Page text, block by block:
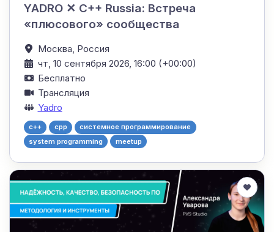
YADRO ✕ C++ Russia: Встреча
«плюсового» сообщества
Москва, Россия
чт, 10 сентября 2026, 16:00 (+00:00)
Бесплатно
Трансляция
Yadro
c++ cpp
системное программирование
system programming
meetup